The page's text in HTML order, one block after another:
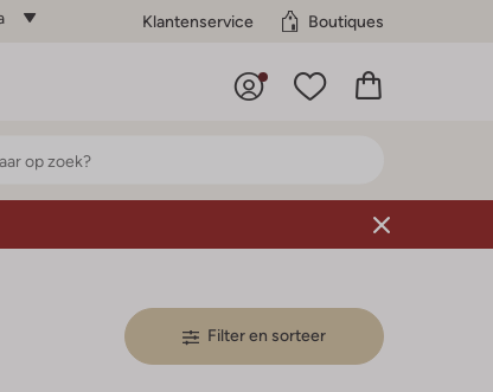
Klantenservice Boutiques
Filter en sorteer